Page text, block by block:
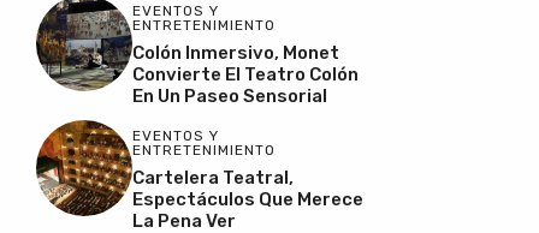
EVENTOS Y
ENTRETENIMIENTO
Colón Inmersivo, Monet
Convierte El Teatro Colón
En Un Paseo Sensorial
EVENTOS Y
ENTRETENIMIENTO
Cartelera Teatral,
Espectáculos Que Merece
La Pena Ver